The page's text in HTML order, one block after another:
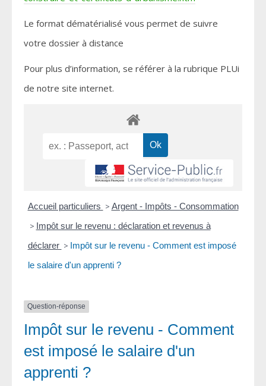
Le format dématérialisé vous permet de suivre
votre dossier à distance
Pour plus d’information, se référer à la rubrique PLUi
de notre site internet.
Accueil particuliers > Argent - Impôts - Consommation
> Impôt sur le revenu : déclaration et revenus à
déclarer > Impôt sur le revenu - Comment est imposé
le salaire d'un apprenti ?
Question-réponse
Impôt sur le revenu - Comment
est imposé le salaire d'un
apprenti ?